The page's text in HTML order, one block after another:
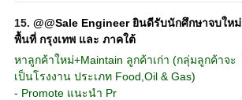
15. @@Sale Engineer ยินดีรับนักศึกษาจบใหม่
พื้นที่ กรุงเทพ และ ภาคใต้
หาลูกค้าใหม่+Maintain ลูกค้าเก่า (กลุ่มลูกค้าจะ
เป็นโรงงาน ประเภท Food,Oil & Gas)
- Promote แนะนำ Pr